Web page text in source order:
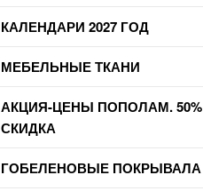
КАЛЕНДАРИ 2027 ГОД
МЕБЕЛЬНЫЕ ТКАНИ
АКЦИЯ-ЦЕНЫ ПОПОЛАМ. 50%
СКИДКА
ГОБЕЛЕНОВЫЕ ПОКРЫВАЛА